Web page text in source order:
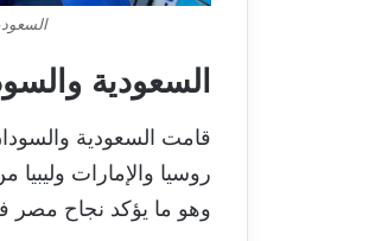
السعودية
قامت السعودية
وهو ما يؤكد نجاح مصر